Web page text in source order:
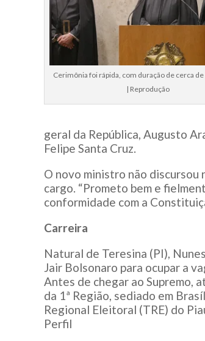
Cerimônia foi rápida, com duração de cerca
| Reprodução
geral da República, Augusto
Felipe Santa Cruz.
O novo ministro não discursou
cargo. “Prometo bem e
conformidade com a
Carreira
Natural de Teresina (PI),
Jair Bolsonaro para ocupar a
Antes de chegar ao Supremo,
da 1ª Região, sediado em
Regional Eleitoral (TRE) do
Perfil